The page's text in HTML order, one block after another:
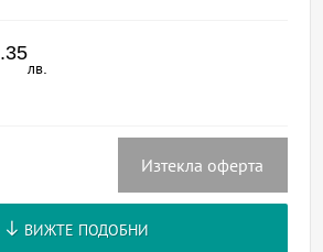
.35
лв.
Изтекла оферта
ВИЖТЕ ПОДОБНИ